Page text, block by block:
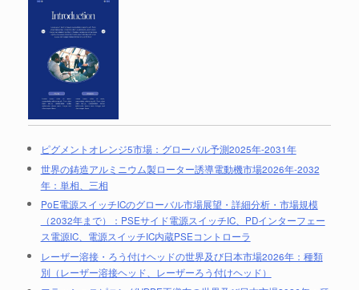
ピグメントオレンジ5市場：グローバル予測2025年-2031年
世界の鋳造アルミニウム製ローター誘導電動機市場2026年-2032
年：単相、三相
PoE電源スイッチICのグローバル市場展望・詳細分析・市場規模
（2032年まで）：PSEサイド電源スイッチIC、PDインターフェー
ス電源IC、電源スイッチIC内蔵PSEコントローラ
レーザー溶接・ろう付けヘッドの世界及び日本市場2026年：種類
別（レーザー溶接ヘッド、レーザーろう付けヘッド）